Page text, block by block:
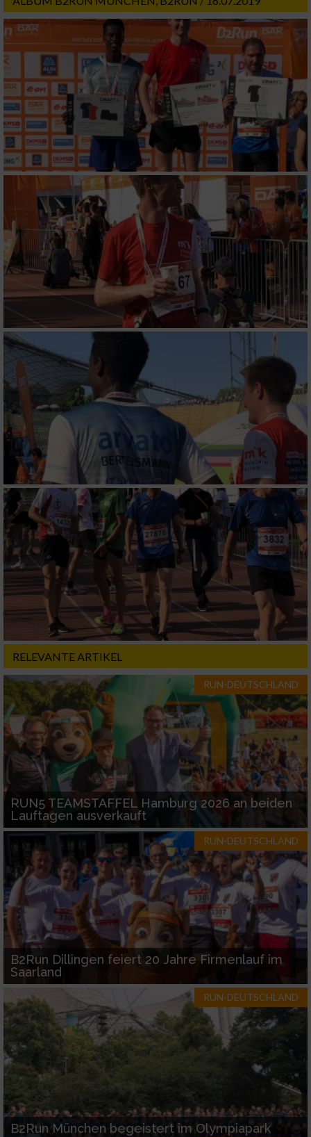
RELEVANTE ARTIKEL
RUN-DEUTSCHLAND
RUN5 TEAMSTAFFEL Hamburg 2026 an beiden
Lauftagen ausverkauft
RUN-DEUTSCHLAND
B2Run Dillingen feiert 20 Jahre Firmenlauf im
Saarland
RUN-DEUTSCHLAND
B2Run München begeistert im Olympiapark